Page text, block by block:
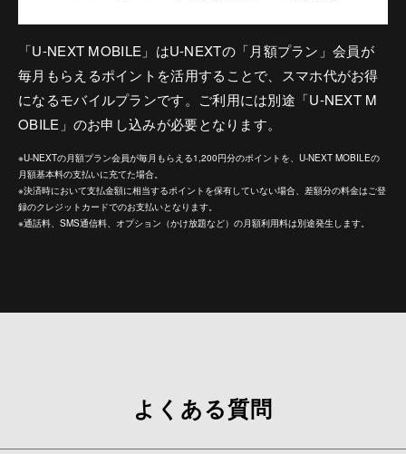
「U-NEXT MOBILE」はU-NEXTの「月額プラン」会員が
毎月もらえるポイントを活用することで、スマホ代がお得
になるモバイルプランです。ご利用には別途「U-NEXT M
OBILE」のお申し込みが必要となります。
※U-NEXTの月額プラン会員が毎月もらえる1,200円分のポイントを、U-NEXT MOBILEの
月額基本料の支払いに充てた場合。
※決済時において支払金額に相当するポイントを保有していない場合、差額分の料金はご登
録のクレジットカードでのお支払いとなります。
※通話料、SMS通信料、オプション（かけ放題など）の月額利用料は別途発生します。
よくある質問